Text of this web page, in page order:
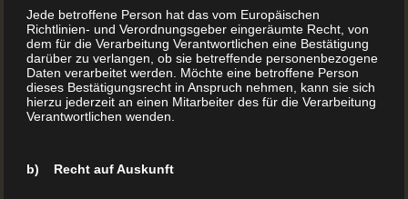
Buchdrucks mühsam angefertigte Matrize konnte nur für
diesen einen Zweck verwendet werden.
Wie der Einsatz von beweglichen Lettern und damit die
bahnbrechende Erfindung von Johannes Gutenberg den
Buchdruck revolutionierte, davon später mehr.
Wo stand Gutenbergs erste Druckerpresse?
Jede betroffene Person hat das vom Europäischen
Richtlinien- und Verordnungsgeber eingeräumte Recht, von
dem für die Verarbeitung Verantwortlichen eine Bestätigung
darüber zu verlangen, ob sie betreffende personenbezogene
Daten verarbeitet werden. Möchte eine betroffene Person
dieses Bestätigungsrecht in Anspruch nehmen, kann sie sich
hierzu jederzeit an einen Mitarbeiter des für die Verarbeitung
Verantwortlichen wenden.
b) Recht auf Auskunft